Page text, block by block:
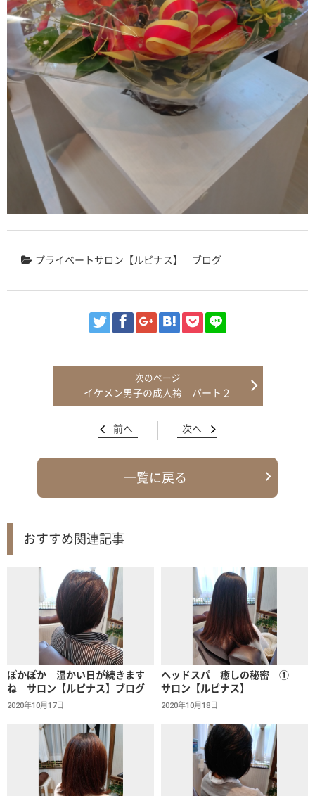
プライベートサロン【ルピナス】 ブログ
イケメン男子の成人袴 パート２
前へ 次へ
一覧に戻る
おすすめ関連記事
ぽかぽか 温かい日が続きます
ね サロン【ルピナス】ブログ
2020年10月17日
ヘッドスパ 癒しの秘密 ①
サロン【ルピナス】
2020年10月18日